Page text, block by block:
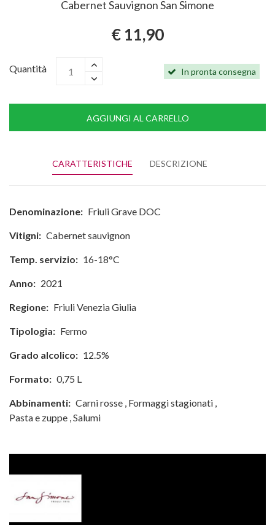
Cabernet Sauvignon San Simone
€ 11,90
Quantità In pronta consegna
AGGIUNGI AL CARRELLO
CARATTERISTICHE DESCRIZIONE
Denominazione: Friuli Grave DOC
Vitigni: Cabernet sauvignon
Temp. servizio: 16-18°C
Anno: 2021
Regione: Friuli Venezia Giulia
Tipologia: Fermo
Grado alcolico: 12.5%
Formato: 0,75 L
Abbinamenti: Carni rosse , Formaggi stagionati ,
Pasta e zuppe ,Salumi